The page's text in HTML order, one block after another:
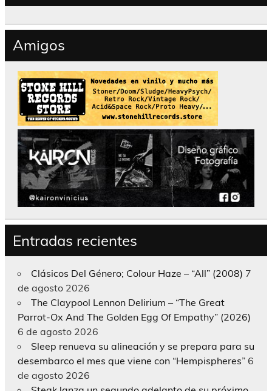
Amigos
Entradas recientes
Clásicos Del Género; Colour Haze – “All” (2008) 7
de agosto 2026
The Claypool Lennon Delirium – “The Great
Parrot-Ox And The Golden Egg Of Empathy” (2026)
6 de agosto 2026
Sleep renueva su alineación y se prepara para su
desembarco el mes que viene con “Hempispheres” 6
de agosto 2026